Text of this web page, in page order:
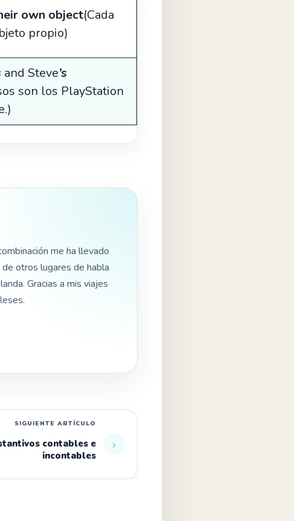
own object(Cada
propio)
and Steve’s
son los PlayStation
me ha llevado
otros lugares de habla
Gracias a mis viajes
contables e
incontables